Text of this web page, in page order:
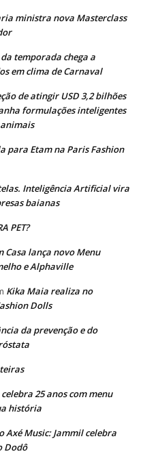
ministra nova Masterclass
temporada chega a
em clima de Carnaval
de atingir USD 3,2 bilhões
formulações inteligentes
para Etam na Paris Fashion
Inteligência Artificial vira
baianas
PET?
Casa lança novo Menu
e Alphaville
Kika Maia realiza no
Dolls
da prevenção e do
25 anos com menu
história
Axé Music: Jammil celebra
Dodô